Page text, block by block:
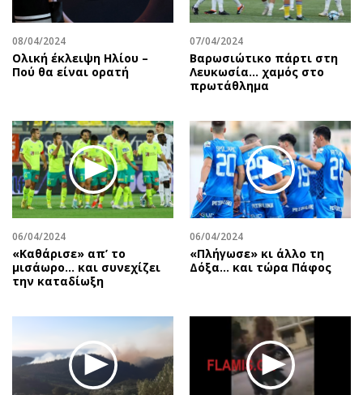
08/04/2024
Ολική έκλειψη Ηλίου –
Πού θα είναι ορατή
07/04/2024
Βαρωσιώτικο πάρτι στη
Λευκωσία… χαμός στο
πρωτάθλημα
06/04/2024
«Καθάρισε» απ’ το
μισάωρο… και συνεχίζει
την καταδίωξη
06/04/2024
«Πλήγωσε» κι άλλο τη
Δόξα… και τώρα Πάφος